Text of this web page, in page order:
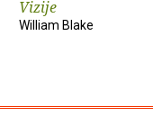
Vizije
William Blake